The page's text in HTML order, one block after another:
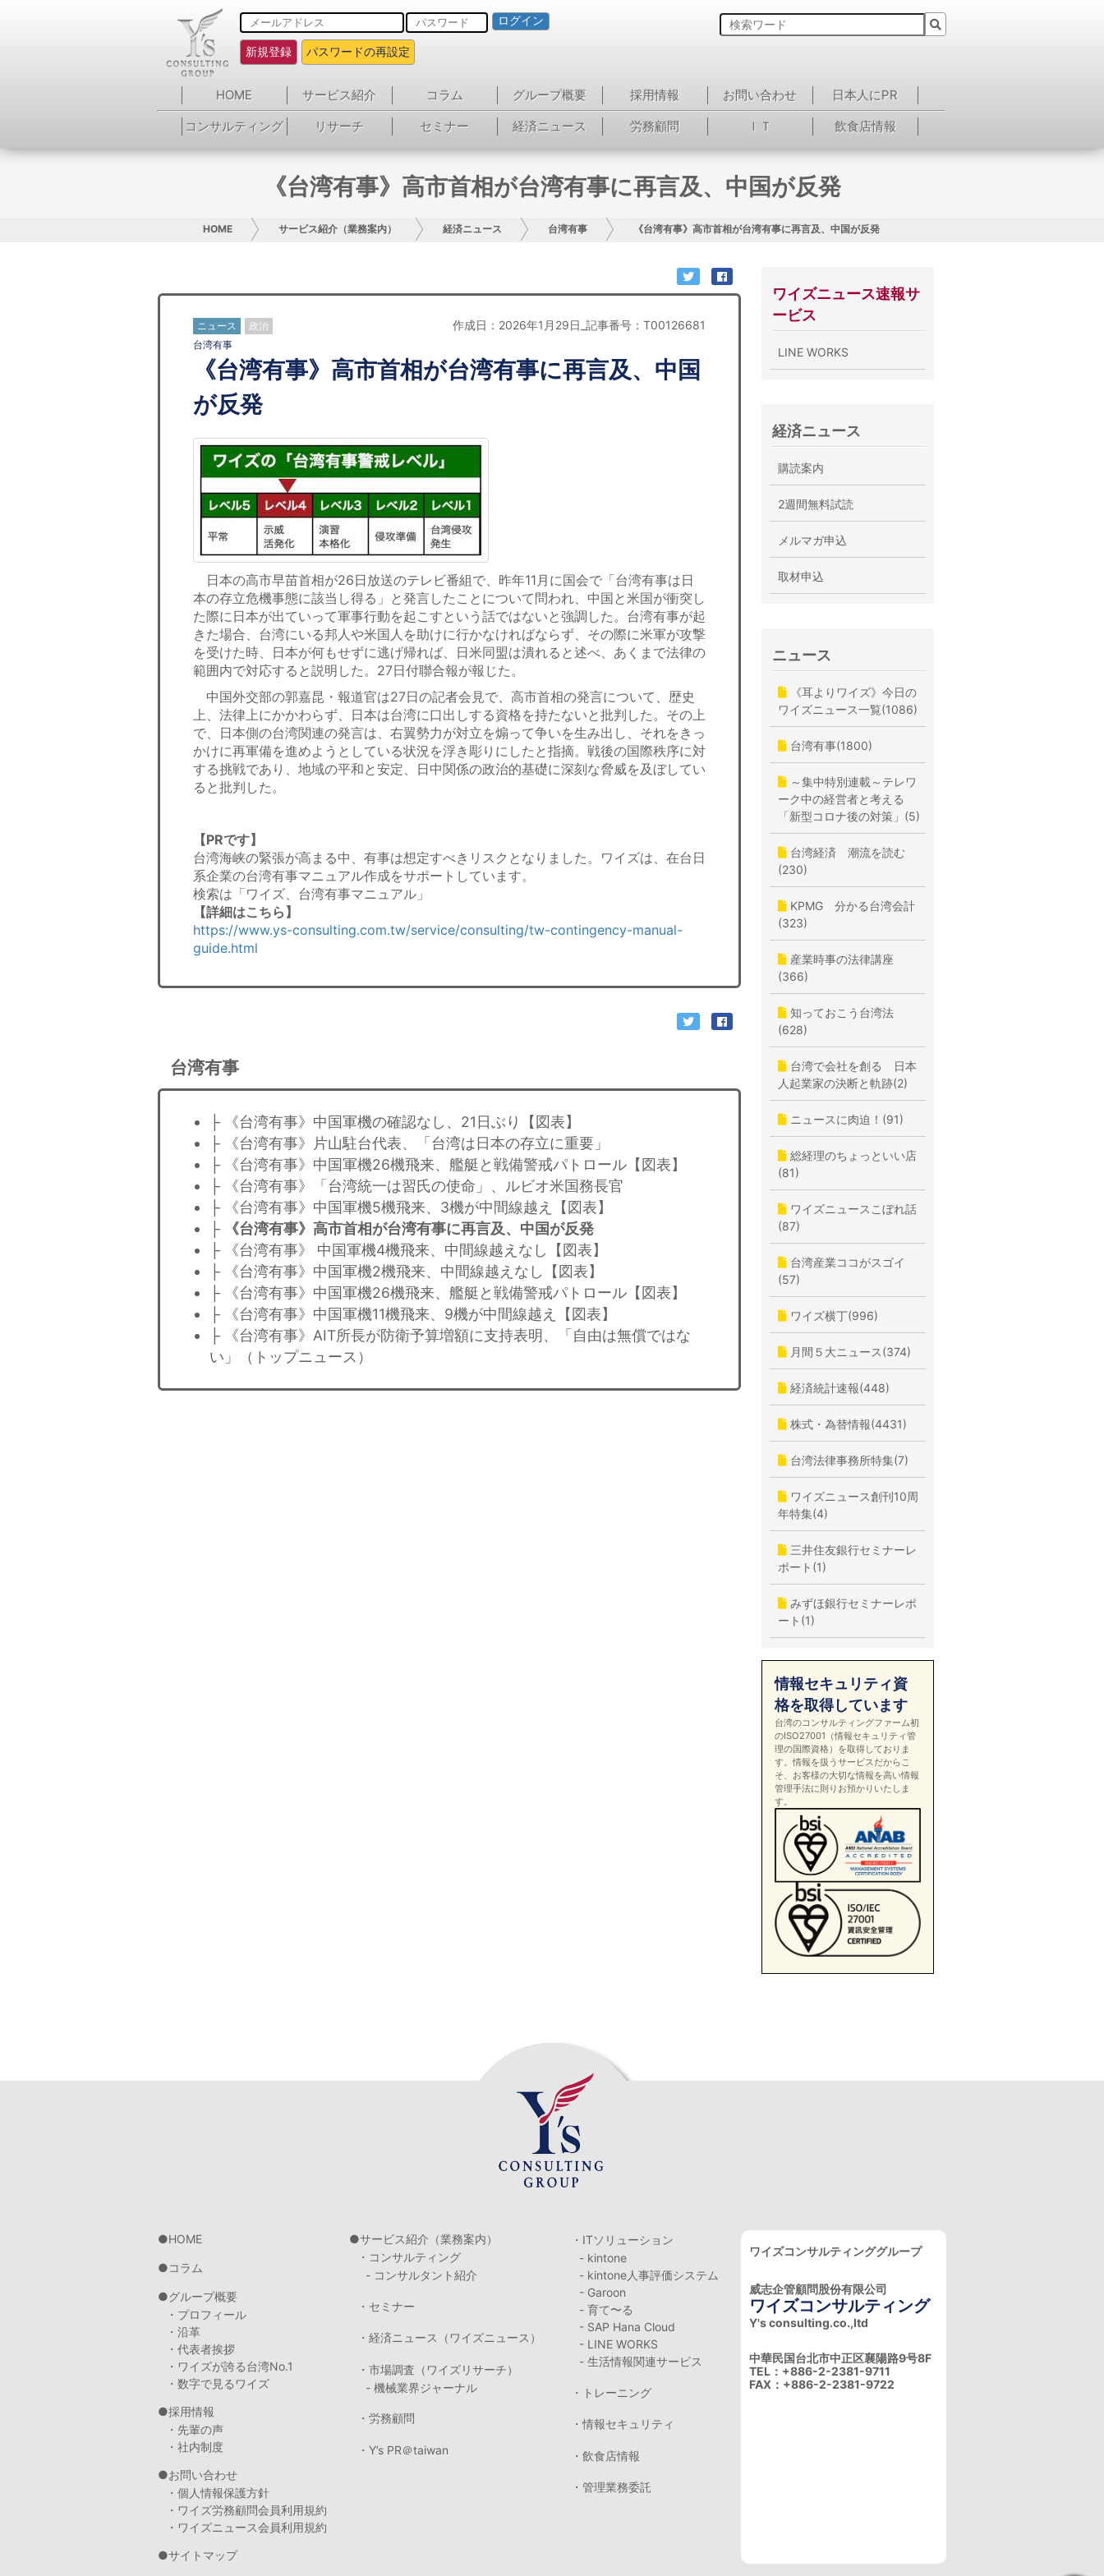
ログイン
新規登録 パスワードの再設定
HOME サービス紹介 コラム グループ概要 採用情報 お問い合わせ
日本人にPR
コンサルティング
リサーチ セミナー 経済ニュース 労務顧問 ＩＴ 飲食店情報
《台湾有事》高市首相が台湾有事に再言及、中国が反発
HOME サービス紹介（業務案内） 経済ニュース 台湾有事 《台湾有事》高市首相が台湾有事に再言及、中国が反発
ニュース 政治 作成日：2026年1月29日_記事番号：T00126681
台湾有事
《台湾有事》高市首相が台湾有事に再言及、中国
が反発
日本の高市早苗首相が26日放送のテレビ番組で、昨年11月に国会で「台湾有事は日
本の存立危機事態に該当し得る」と発言したことについて問われ、中国と米国が衝突し
た際に日本が出ていって軍事行動を起こすという話ではないと強調した。台湾有事が起
きた場合、台湾にいる邦人や米国人を助けに行かなければならず、その際に米軍が攻撃
を受けた時、日本が何もせずに逃げ帰れば、日米同盟は潰れると述べ、あくまで法律の
範囲内で対応すると説明した。27日付聯合報が報じた。
中国外交部の郭嘉昆・報道官は27日の記者会見で、高市首相の発言について、歴史
上、法律上にかかわらず、日本は台湾に口出しする資格を持たないと批判した。その上
で、日本側の台湾関連の発言は、右翼勢力が対立を煽って争いを生み出し、それをきっ
かけに再軍備を進めようとしている状況を浮き彫りにしたと指摘。戦後の国際秩序に対
する挑戦であり、地域の平和と安定、日中関係の政治的基礎に深刻な脅威を及ぼしてい
ると批判した。
【PRです】
台湾海峡の緊張が高まる中、有事は想定すべきリスクとなりました。ワイズは、在台日
系企業の台湾有事マニュアル作成をサポートしています。
検索は「ワイズ、台湾有事マニュアル」
【詳細はこちら】
https://www.ys-consulting.com.tw/service/consulting/tw-contingency-manual-
guide.html
台湾有事
├ 《台湾有事》中国軍機の確認なし、21日ぶり【図表】
├ 《台湾有事》片山駐台代表、「台湾は日本の存立に重要」
├ 《台湾有事》中国軍機26機飛来、艦艇と戦備警戒パトロール【図表】
├ 《台湾有事》「台湾統一は習氏の使命」、ルビオ米国務長官
├ 《台湾有事》中国軍機5機飛来、3機が中間線越え【図表】
├
《台湾有事》高市首相が台湾有事に再言及、中国が反発
├ 《台湾有事》 中国軍機4機飛来、中間線越えなし【図表】
├ 《台湾有事》中国軍機2機飛来、中間線越えなし【図表】
├ 《台湾有事》中国軍機26機飛来、艦艇と戦備警戒パトロール【図表】
├ 《台湾有事》中国軍機11機飛来、9機が中間線越え【図表】
├ 《台湾有事》AIT所長が防衛予算増額に支持表明、「自由は無償ではな
い」（トップニュース）
ワイズニュース速報サ
ービス
LINE WORKS
経済ニュース
購読案内
2週間無料試読
メルマガ申込
取材申込
ニュース
《耳よりワイズ》今日の
ワイズニュース一覧(1086)
台湾有事(1800)
～集中特別連載～テレワ
ーク中の経営者と考える
「新型コロナ後の対策」(5)
台湾経済 潮流を読む
(230)
KPMG 分かる台湾会計
(323)
産業時事の法律講座
(366)
知っておこう台湾法
(628)
台湾で会社を創る 日本
人起業家の決断と軌跡(2)
ニュースに肉迫！(91)
総経理のちょっといい店
(81)
ワイズニュースこぼれ話
(87)
台湾産業ココがスゴイ
(57)
ワイズ横丁(996)
月間５大ニュース(374)
経済統計速報(448)
株式・為替情報(4431)
台湾法律事務所特集(7)
ワイズニュース創刊10周
年特集(4)
三井住友銀行セミナーレ
ポート(1)
みずほ銀行セミナーレポ
ート(1)
情報セキュリティ資
格を取得しています
台湾のコンサルティングファーム初
のISO27001（情報セキュリティ管
理の国際資格）を取得しておりま
す。情報を扱うサービスだからこ
そ、お客様の大切な情報を高い情報
管理手法に則りお預かりいたしま
す。
HOME
コラム
グループ概要
・プロフィール
・沿革
・代表者挨拶
・ワイズが誇る台湾No.1
・数字で見るワイズ
採用情報
・先輩の声
・社内制度
お問い合わせ
・個人情報保護方針
・ワイズ労務顧問会員利用規約
・ワイズニュース会員利用規約
サイトマップ
サービス紹介（業務案内）
・コンサルティング
- コンサルタント紹介
・セミナー
・経済ニュース（ワイズニュース）
・市場調査（ワイズリサーチ）
- 機械業界ジャーナル
・労務顧問
・Y’s PR＠taiwan
・ITソリューション
- kintone
- kintone人事評価システム
- Garoon
- 育て〜る
- SAP Hana Cloud
- LINE WORKS
- 生活情報関連サービス
・トレーニング
・情報セキュリティ
・飲食店情報
・管理業務委託
ワイズコンサルティンググループ
威志企管顧問股份有限公司
ワイズコンサルティング
Y's consulting.co.,ltd
中華民国台北市中正区襄陽路9号8F
TEL：+886-2-2381-9711
FAX：+886-2-2381-9722